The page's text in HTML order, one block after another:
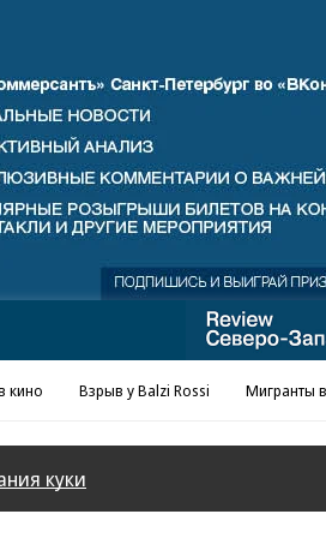
кино Взрыв у Balzi Rossi Мигранты
куки